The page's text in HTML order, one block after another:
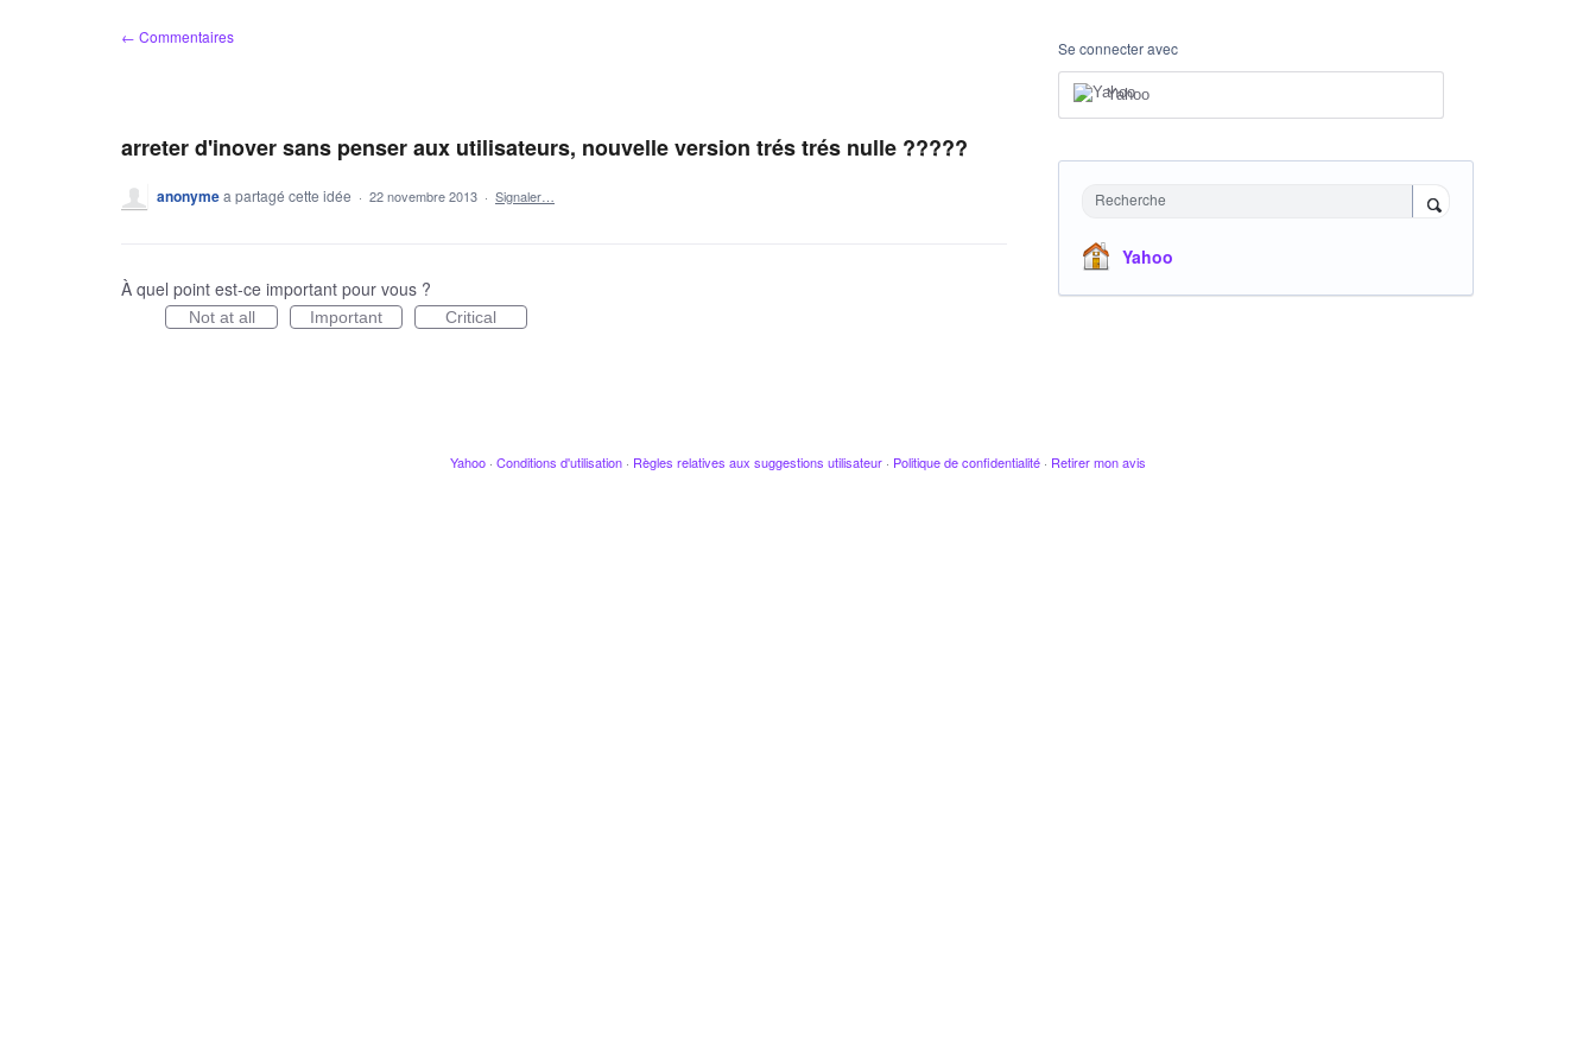
← Commentaires
arreter d'inover sans penser aux utilisateurs, nouvelle version trés trés nulle ?????
anonymea partagé cette idée · 22 novembre 2013 · Signaler…
À quel point est-ce important pour vous ?
Not at all Important Critical
Se connecter avec
Yahoo
Recherche
Yahoo
Yahoo · Conditions d'utilisation · Règles relatives aux suggestions utilisateur · Politique de confidentialité · Retirer mon avis